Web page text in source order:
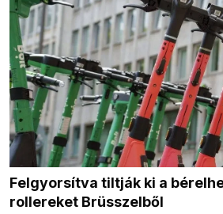
Felgyorsítva tiltják ki a
rollereket Brüsszelből